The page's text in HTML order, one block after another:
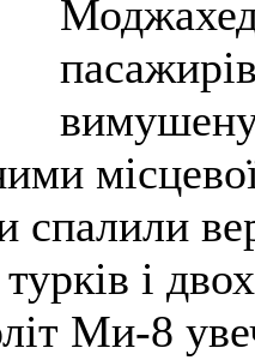
вимушену
спалили
і
Ми-8